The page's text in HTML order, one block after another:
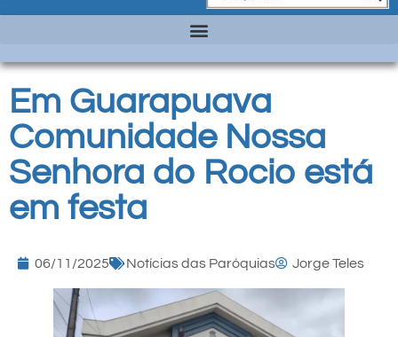
Em Guarapuava
Comunidade Nossa
Senhora do Rocio está
em festa
06/11/2025 Notícias das Paróquias Jorge Teles